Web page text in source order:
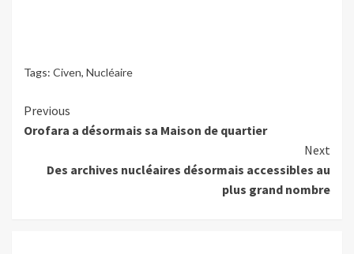
Tags: Civen, Nucléaire
Continue
Reading
Previous
Orofara a désormais sa Maison de quartier
Next
Des archives nucléaires désormais accessibles au
plus grand nombre